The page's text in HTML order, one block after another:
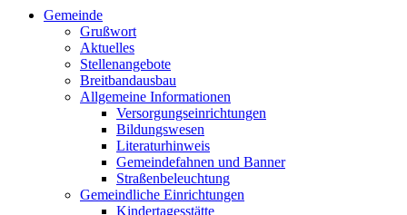
Gemeinde
Grußwort
Aktuelles
Stellenangebote
Breitbandausbau
Allgemeine Informationen
Versorgungseinrichtungen
Bildungswesen
Literaturhinweis
Gemeindefahnen und Banner
Straßenbeleuchtung
Gemeindliche Einrichtungen
Kindertagesstätte